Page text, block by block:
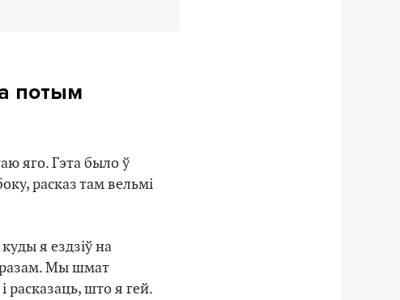
а потым
яго. Гэта было ў
расказ там вельмі
я ездзіў на
разам. Мы шмат
расказаць, што я гей.